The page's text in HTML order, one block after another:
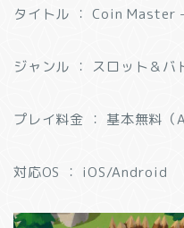
タイトル ： Coin Master
ジャンル ： スロット＆バ
プレイ料金 ： 基本無料（
対応OS ： iOS/Android